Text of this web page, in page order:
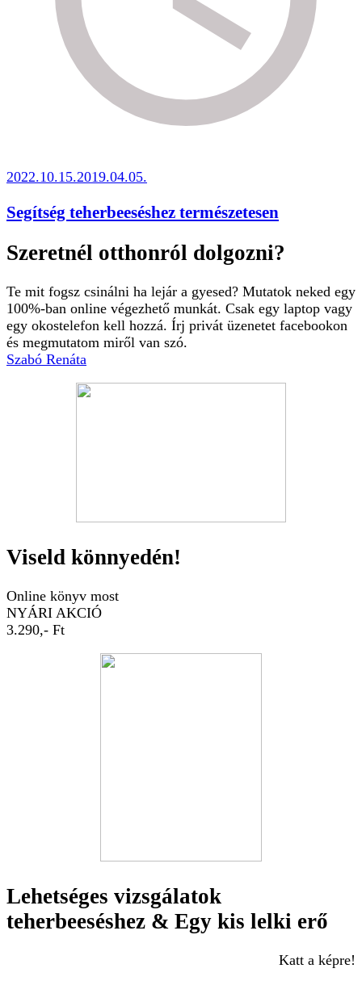
2022.10.15.2019.04.05.
Segítség teherbeeséshez természetesen
Szeretnél otthonról dolgozni?
Te mit fogsz csinálni ha lejár a gyesed? Mutatok neked egy
100%-ban online végezhető munkát. Csak egy laptop vagy
egy okostelefon kell hozzá. Írj privát üzenetet facebookon
és megmutatom miről van szó.
Szabó Renáta
Viseld könnyedén!
Online könyv most
NYÁRI AKCIÓ
3.290,- Ft
Lehetséges vizsgálatok
teherbeeséshez & Egy kis lelki erő
Katt a képre!